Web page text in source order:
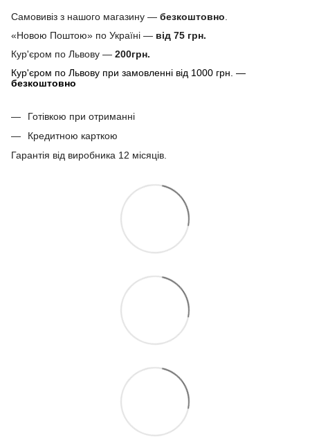
Самовивіз з нашого магазину — безкоштовно
«Новою Поштою» по Україні — від 75 грн.
Кур'єром по Львову — 200грн.
Кур'єром по Львову при замовленні від 1000 грн. —
безкоштовно
Готівкою при отриманні
Кредитною карткою
Гарантія від виробника 12 місяців.